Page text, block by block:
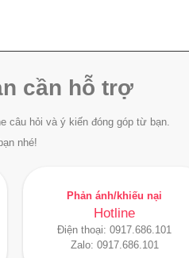
cần hỗ trợ
câu hỏi và ý kiến đóng góp từ bạn.
nhé!
Phản ánh/khiếu nại
Hotline
Điện thoại: 0917.686.101
Zalo: 0917.686.101